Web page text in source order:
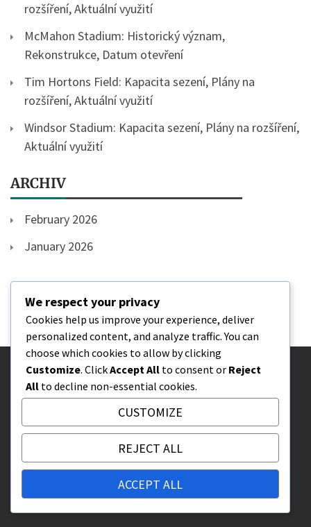
rozšíření, Aktuální využití
McMahon Stadium: Historický význam,
Rekonstrukce, Datum otevření
Tim Hortons Field: Kapacita sezení, Plány na
rozšíření, Aktuální využití
Windsor Stadium: Kapacita sezení, Plány na rozšíření,
Aktuální využití
ARCHIV
February 2026
January 2026
PRÁVNÍ INFORMACE
Cookies a sledování
Kdo jsme
We respect your privacy
Cookies help us improve your experience, deliver
personalized content, and analyze traffic. You can
choose which cookies to allow by clicking
Customize. ClickAccept All to consent or Reject
All to decline non-essential cookies.
CUSTOMIZE
REJECT ALL
ACCEPT ALL